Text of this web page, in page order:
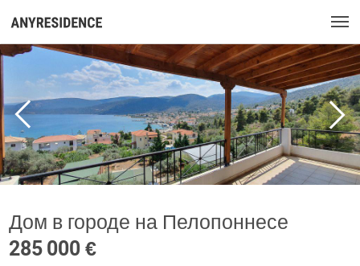
Дом в городе на Пелопоннесе
285 000 €